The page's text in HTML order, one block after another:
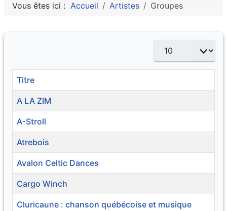
Vous êtes ici : Accueil Artistes Groupes
Afficher #
Titre
A LA ZIM
A-Stroll
Atrebois
Avalon Celtic Dances
Cargo Winch
Cluricaune : chanson québécoise et musique